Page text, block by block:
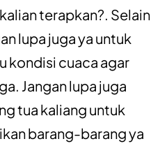
terapkan?. Selain
lupa juga ya untuk
kondisi cuaca agar
Jangan lupa juga
tua kaliang untuk
barang-barang ya